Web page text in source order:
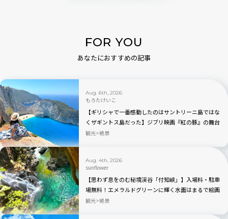
FOR YOU
あなたにおすすめの記事
Aug. 6th, 2026
もろたけいこ
【ギリシャで一番感動したのはサントリーニ島ではな
くザギントス島だった】ジブリ映画『紅の豚』の舞台
と言われるナヴァイオビーチ観光のベストの時間帯
観光 絶景
Aug. 4th, 2026
sunflower
【思わず息をのむ秘境渓谷「付知峡」】入場料・駐車
場無料！エメラルドグリーンに輝く水面はまるで絵画
のよう｜岐阜県中津川市
観光 絶景